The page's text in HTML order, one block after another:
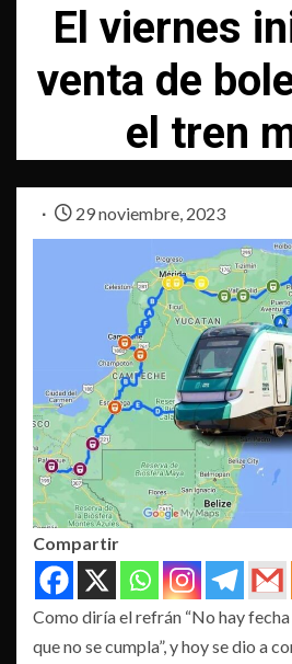
El viernes
venta de
el tren
29 noviembre, 2023
Compartir
Como diría el refrán “No hay
que no se cumpla”, y hoy se dio a